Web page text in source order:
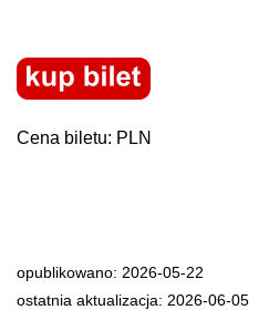
Cena biletu: PLN
opublikowano: 2026-05-22
ostatnia aktualizacja: 2026-06-05